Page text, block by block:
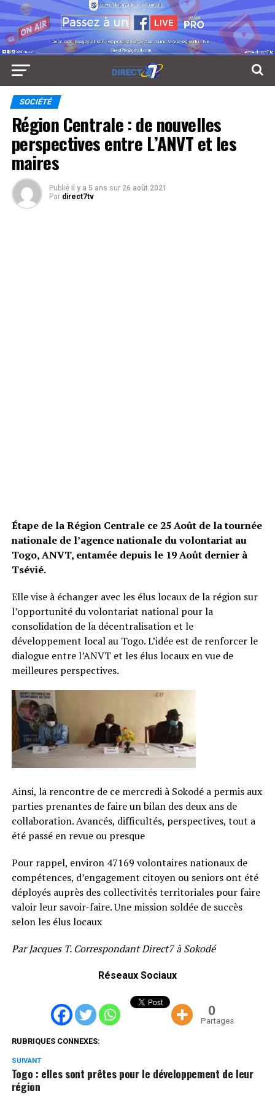
SOCIÉTÉ
Région Centrale : de nouvelles
perspectives entre L’ANVT et les
maires
Publié il y a 5 ans sur 26 août 2021
Par direct7tv
Étape de la Région Centrale ce 25 Août de la tournée
nationale de l’agence nationale du volontariat au
Togo, ANVT, entamée depuis le 19 Août dernier à
Tsévié.
Elle vise à échanger avec les élus locaux de la région sur
l’opportunité du volontariat national pour la
consolidation de la décentralisation et le
développement local au Togo. L’idée est de renforcer le
dialogue entre l’ANVT et les élus locaux en vue de
meilleures perspectives.
Ainsi, la rencontre de ce mercredi à Sokodé a permis aux
parties prenantes de faire un bilan des deux ans de
collaboration. Avancés, difficultés, perspectives, tout a
été passé en revue ou presque
Pour rappel, environ 47169 volontaires nationaux de
compétences, d’engagement citoyen ou seniors ont été
déployés auprès des collectivités territoriales pour faire
valoir leur savoir-faire. Une mission soldée de succès
selon les élus locaux
Par Jacques T. Correspondant Direct7 à Sokodé
Réseaux Sociaux
0
Partages
RUBRIQUES CONNEXES:
SUIVANT
Togo : elles sont prêtes pour le développement de leur
région